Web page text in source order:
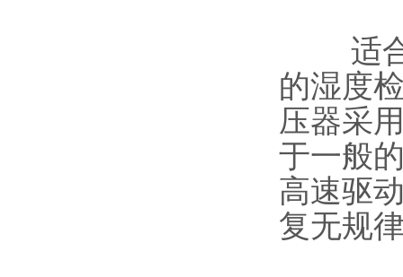
适合
的湿度
压器采
于一般
高速驱
复无规